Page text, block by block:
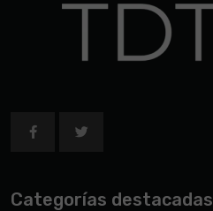
Categorías destacadas